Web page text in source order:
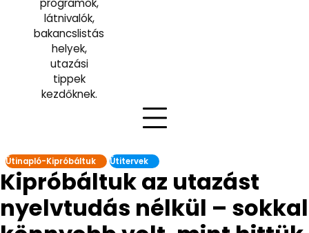
programok,
látnivalók,
bakancslistás
helyek,
utazási
tippek
kezdőknek.
Útinapló-Kipróbáltuk Útitervek
Kipróbáltuk az utazást
nyelvtudás nélkül – sokkal